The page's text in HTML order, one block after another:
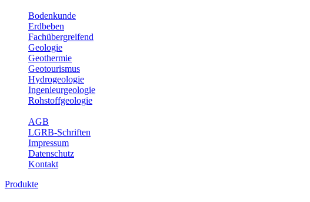
Bodenkunde
Erdbeben
Fachübergreifend
Geologie
Geothermie
Geotourismus
Hydrogeologie
Ingenieurgeologie
Rohstoffgeologie
AGB
LGRB-Schriften
Impressum
Datenschutz
Kontakt
Produkte